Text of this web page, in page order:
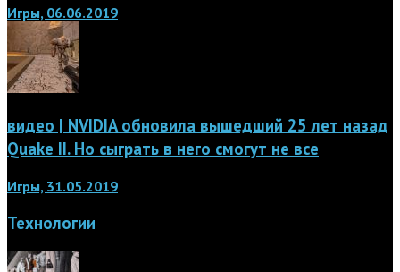
Игры, 06.06.2019
видео | NVIDIA обновила вышедший 25 лет назад
Quake II. Но сыграть в него смогут не все
Игры, 31.05.2019
Технологии